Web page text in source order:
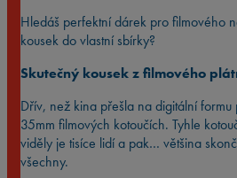
Hledáš perfektní dárek pro filmového
kousek do vlastní sbírky?
Skutečný kousek z filmového
Dřív, než kina přešla na digitální
35mm filmových kotoučích. Tyhle
viděly je tisíce lidí a pak… většina
všechny.